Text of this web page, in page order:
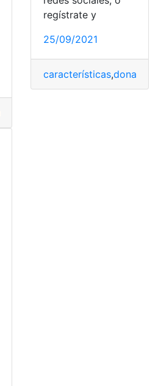
regístrate y
25/09/2021
características,donar